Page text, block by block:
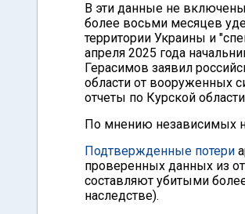
В эти данные не включены
более восьми месяцев
территории Украины и
апреля 2025 года
Герасимов заявил
области от вооруженных
отчеты по Курской
По мнению независимых
Подтвержденные потери
проверенных данных из
составляют убитыми
наследстве).